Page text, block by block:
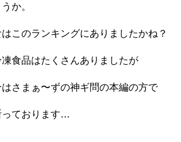
か。
このランキングにありましたかね？
食品はたくさんありましたが
さまぁ〜ずの神ギ問の本編の方で
ております…